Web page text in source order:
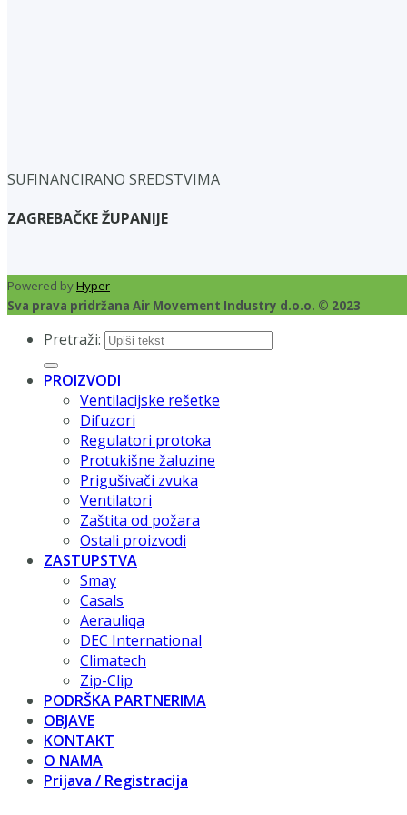
SUFINANCIRANO SREDSTVIMA
ZAGREBAČKE ŽUPANIJE
Powered byHyper
Sva prava pridržana Air Movement Industry d.o.o. © 2023
Pretraži:
PROIZVODI
Ventilacijske rešetke
Difuzori
Regulatori protoka
Protukišne žaluzine
Prigušivači zvuka
Ventilatori
Zaštita od požara
Ostali proizvodi
ZASTUPSTVA
Smay
Casals
Aerauliqa
DEC International
Climatech
Zip-Clip
PODRŠKA PARTNERIMA
OBJAVE
KONTAKT
O NAMA
Prijava / Registracija